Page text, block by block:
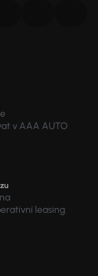
v AAA AUTO
leasing